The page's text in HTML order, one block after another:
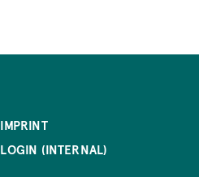
IMPRINT
LOGIN (INTERNAL)